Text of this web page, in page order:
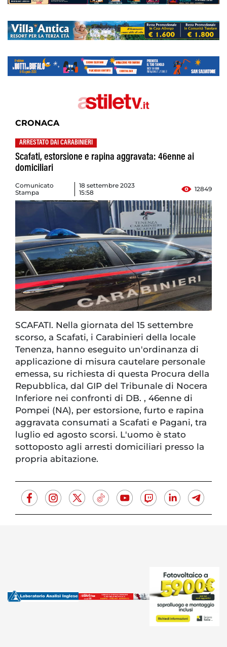
CRONACA
ARRESTATO DAI CARABINIERI
Scafati, estorsione e rapina aggravata: 46enne ai
domiciliari
Comunicato
Stampa
18 settembre 2023
15:58
12849
SCAFATI. Nella giornata del 15 settembre
scorso, a Scafati, i Carabinieri della locale
Tenenza, hanno eseguito un'ordinanza di
applicazione di misura cautelare personale
emessa, su richiesta di questa Procura della
Repubblica, dal GIP del Tribunale di Nocera
Inferiore nei confronti di DB. , 46enne di
Pompei (NA), per estorsione, furto e rapina
aggravata consumati a Scafati e Pagani, tra
luglio ed agosto scorsi. L'uomo è stato
sottoposto agli arresti domiciliari presso la
propria abitazione.